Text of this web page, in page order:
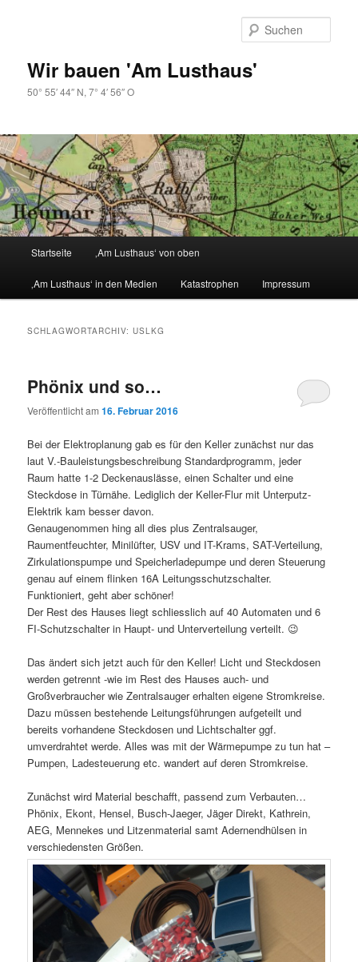
Wir bauen 'Am Lusthaus'
50° 55′ 44″ N, 7° 4′ 56″ O
Startseite ‚Am Lusthaus‘ von oben
‚Am Lusthaus‘ in den Medien Katastrophen Impressum
SCHLAGWORTARCHIV:USLKG
Phönix und so…
Veröffentlicht am16. Februar 2016
Bei der Elektroplanung gab es für den Keller zunächst nur das
laut V.-Bauleistungsbeschreibung Standardprogramm, jeder
Raum hatte 1-2 Deckenauslässe, einen Schalter und eine
Steckdose in Türnähe. Lediglich der Keller-Flur mit Unterputz-
Elektrik kam besser davon.
Genaugenommen hing all dies plus Zentralsauger,
Raumentfeuchter, Minilüfter, USV und IT-Krams, SAT-Verteilung,
Zirkulationspumpe und Speicherladepumpe und deren Steuerung
genau auf einem flinken 16A Leitungsschutzschalter.
Funktioniert, geht aber schöner!
Der Rest des Hauses liegt schliesslich auf 40 Automaten und 6
FI-Schutzschalter in Haupt- und Unterverteilung verteilt. 😉
Das ändert sich jetzt auch für den Keller! Licht und Steckdosen
werden getrennt -wie im Rest des Hauses auch- und
Großverbraucher wie Zentralsauger erhalten eigene Stromkreise.
Dazu müssen bestehende Leitungsführungen aufgeteilt und
bereits vorhandene Steckdosen und Lichtschalter ggf.
umverdrahtet werde. Alles was mit der Wärmepumpe zu tun hat –
Pumpen, Ladesteuerung etc. wandert auf deren Stromkreise.
Zunächst wird Material beschafft, passend zum Verbauten…
Phönix, Ekont, Hensel, Busch-Jaeger, Jäger Direkt, Kathrein,
AEG, Mennekes und Litzenmaterial samt Adernendhülsen in
verschiedensten Größen.